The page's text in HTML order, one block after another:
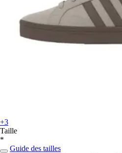
+3
Taille
*
Guide des tailles